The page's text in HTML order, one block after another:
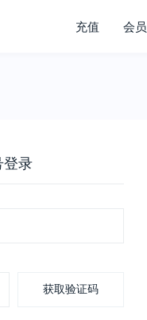
充值 会员
登录
获取验证码